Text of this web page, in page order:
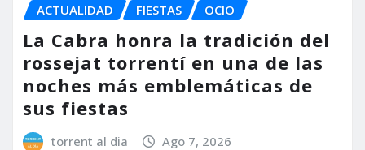
ACTUALIDAD FIESTAS OCIO
La Cabra honra la tradición del
rossejat torrentí en una de las
noches más emblemáticas de
sus fiestas
torrent al dia Ago 7, 2026